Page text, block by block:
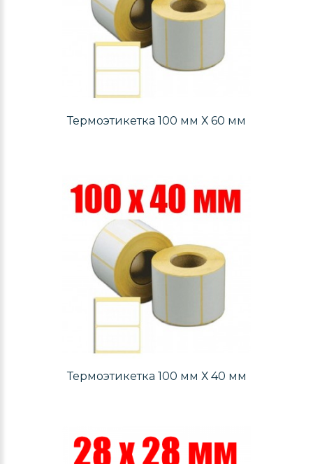
Термоэтикетка 100 мм Х 60 мм
Термоэтикетка 100 мм Х 40 мм